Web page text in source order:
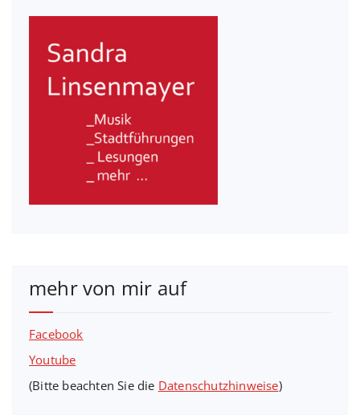
mehr von mir auf
Facebook
Youtube
(Bitte beachten Sie die Datenschutzhinweise)